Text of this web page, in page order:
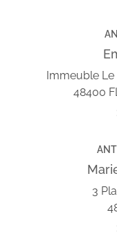
Immeuble
48400
3